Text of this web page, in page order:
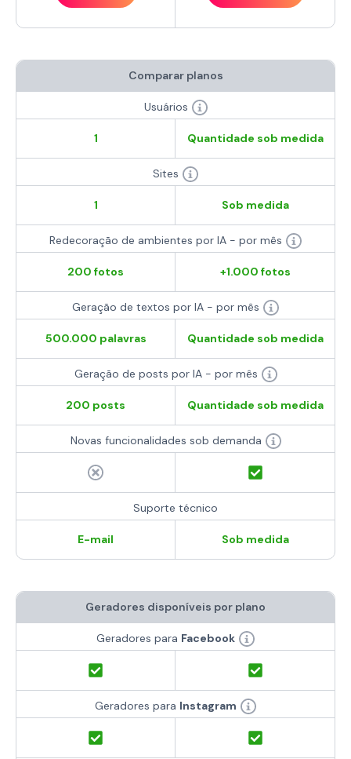
Comparar planos
Usuários
1 Quantidade sob medida
Sites
1 Sob medida
Redecoração de ambientes por IA - por mês
200 fotos +1.000 fotos
Geração de textos por IA - por mês
500.000 palavras Quantidade sob medida
Geração de posts por IA - por mês
200 posts Quantidade sob medida
Novas funcionalidades sob demanda
Suporte técnico
E-mail Sob medida
Geradores disponíveis por plano
Geradores para Facebook
Geradores para Instagram